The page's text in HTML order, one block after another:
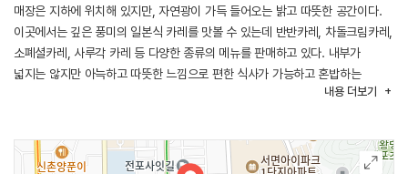
매장은 지하에 위치해 있지만, 자연광이 가득 들어오는 밝고 따뜻한 공간이다.
이곳에서는 깊은 풍미의 일본식 카레를 맛볼 수 있는데 반반카레, 차돌크림카레,
소폐셜카레, 사루각 카레 등 다양한 종류의 메뉴를 판매하고 있다. 내부가
넓지는 않지만 아늑하고 따뜻한 느낌으로 편한 식사가 가능하고 혼밥하는
내용 더보기